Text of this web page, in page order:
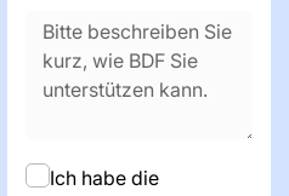
Ich habe die